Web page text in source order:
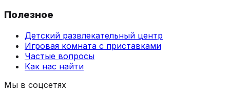
Полезное
Детский развлекательный центр
Игровая комната с приставками
Частые вопросы
Как нас найти
Мы в соцсетях